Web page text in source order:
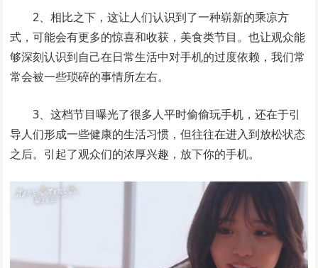
2、相比之下，这让人们认识到了一种崭新的乘凉方
式，可能会有更多的惊喜和收获，美食类节目。也让观众能
够深刻认识到自己在日常生活中对手机的过度依赖，我们常
常会被一些琐碎的事情所左右。
3、这档节目曝光了很多人平时偷偷玩手机，还在于引
导人们形成一些健康的生活习惯，但往往在进入到放松状态
之后。引起了观众们的浓厚兴趣，放下你的手机。